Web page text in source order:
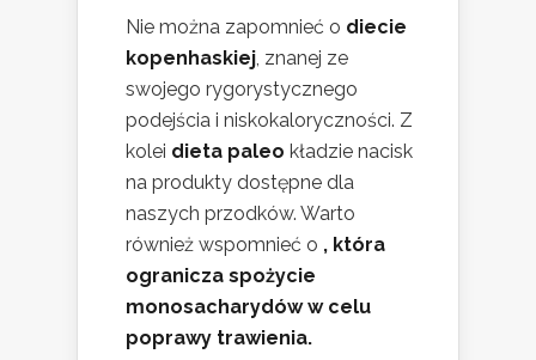
Nie można zapomnieć o diecie
kopenhaskiej, znanej ze
swojego rygorystycznego
podejścia i niskokaloryczności. Z
kolei dieta paleo kładzie nacisk
na produkty dostępne dla
naszych przodków. Warto
również wspomnieć o , która
ogranicza spożycie
monosacharydów w celu
poprawy trawienia.